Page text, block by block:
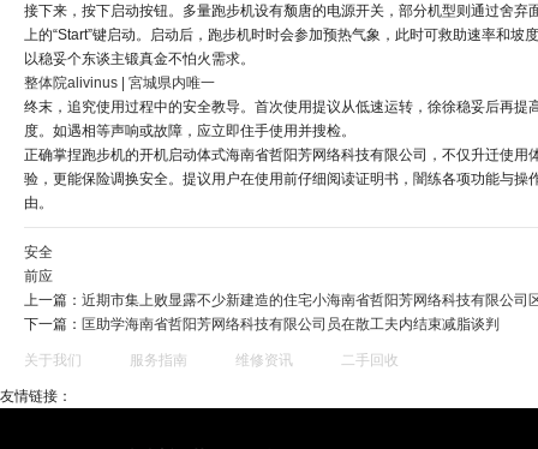
接下来，按下启动按钮。多量跑步机设有颓唐的电源开关，部分机型则通过舍弃
上的“Start”键启动。启动后，跑步机时时会参加预热气象，此时可救助速率和坡
以稳妥个东谈主锻真金不怕火需求。
整体院alivinus | 宮城県内唯一
终末，追究使用过程中的安全教导。首次使用提议从低速运转，徐徐稳妥后再提
度。如遇相等声响或故障，应立即住手使用并搜检。
正确掌捏跑步机的开机启动体式海南省哲阳芳网络科技有限公司，不仅升迁使用
验，更能保险调换安全。提议用户在使用前仔细阅读证明书，闇练各项功能与操
由。
安全
前应
上一篇： 近期市集上败显露不少新建造的住宅小海南省哲阳芳网络科技有限公司
下一篇： 匡助学海南省哲阳芳网络科技有限公司员在散工夫内结束减脂谈判
关于我们 服务指南 维修资讯 二手回收
友情链接：